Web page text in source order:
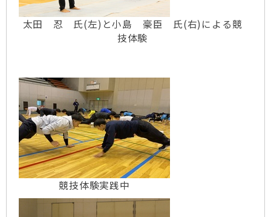
太田 忍 氏(左)と小島 豪臣 氏(右)による競
技体験
競技体験実践中